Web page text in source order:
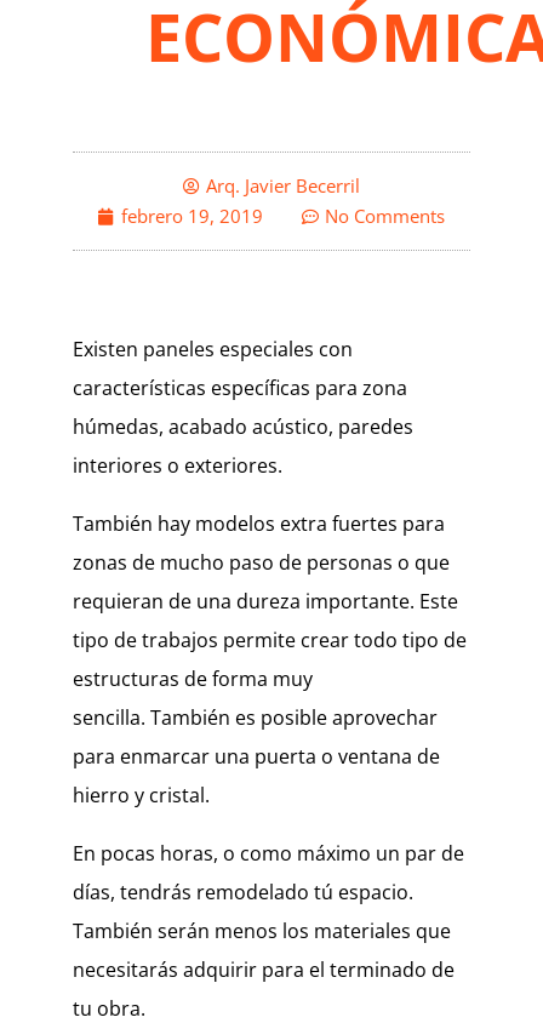
Arq. Javier Becerril
febrero 19, 2019
No Comments
Existen paneles especiales con
características específicas para zona
húmedas, acabado acústico, paredes
interiores o exteriores.
También hay modelos extra fuertes para
zonas de mucho paso de personas o que
requieran de una dureza importante. Este
tipo de trabajos permite crear todo tipo de
estructuras de forma muy
sencilla. También es posible aprovechar
para enmarcar una puerta o ventana de
hierro y cristal.
En pocas horas, o como máximo un par de
días, tendrás remodelado tú espacio.
También serán menos los materiales que
necesitarás adquirir para el terminado de
tu obra.